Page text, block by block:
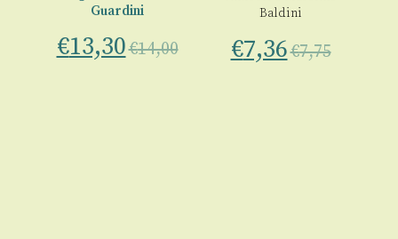
Guardini
€13,30€14,00
Baldini
€7,36€7,75